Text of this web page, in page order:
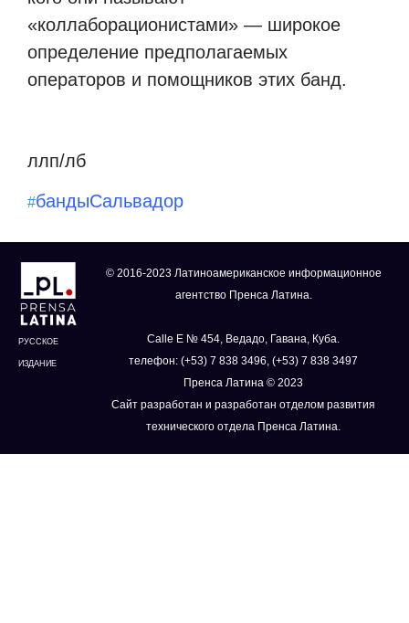
«коллаборационистами» — широкое
определение предполагаемых
операторов и помощников этих банд.
ллп/лб
#бандыСальвадор
РУССКОЕ
ИЗДАНИЕ
© 2016-2023 Латиноамериканское информационное
агентство Пренса Латина.
Calle E № 454, Ведадо, Гавана, Куба.
телефон: (+53) 7 838 3496, (+53) 7 838 3497
Пренса Латина © 2023
Сайт разработан и разработан отделом развития
технического отдела Пренса Латина.